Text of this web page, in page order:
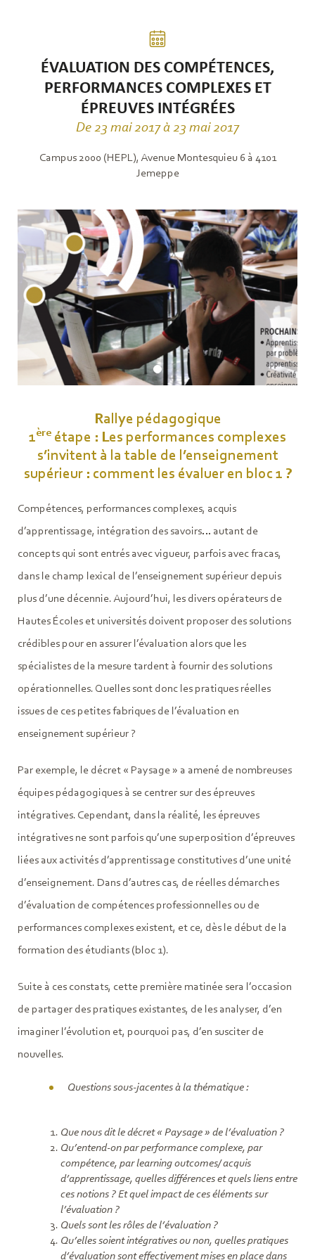
ÉVALUATION DES COMPÉTENCES,
PERFORMANCES COMPLEXES ET
ÉPREUVES INTÉGRÉES
De 23 mai 2017 à 23 mai 2017
Campus 2000 (HEPL), Avenue Montesquieu 6 à 4101
Jemeppe
Rallye pédagogique
1ère étape : Les performances complexes
s’invitent à la table de l’enseignement
supérieur : comment les évaluer en bloc 1 ?
Compétences, performances complexes, acquis
d’apprentissage, intégration des savoirs… autant de
concepts qui sont entrés avec vigueur, parfois avec fracas,
dans le champ lexical de l’enseignement supérieur depuis
plus d’une décennie. Aujourd’hui, les divers opérateurs de
Hautes Écoles et universités doivent proposer des solutions
crédibles pour en assurer l’évaluation alors que les
spécialistes de la mesure tardent à fournir des solutions
opérationnelles. Quelles sont donc les pratiques réelles
issues de ces petites fabriques de l’évaluation en
enseignement supérieur ?
Par exemple, le décret « Paysage » a amené de nombreuses
équipes pédagogiques à se centrer sur des épreuves
intégratives. Cependant, dans la réalité, les épreuves
intégratives ne sont parfois qu’une superposition d’épreuves
liées aux activités d’apprentissage constitutives d’une unité
d’enseignement. Dans d’autres cas, de réelles démarches
d’évaluation de compétences professionnelles ou de
performances complexes existent, et ce, dès le début de la
formation des étudiants (bloc 1).
Suite à ces constats, cette première matinée sera l’occasion
de partager des pratiques existantes, de les analyser, d’en
imaginer l’évolution et, pourquoi pas, d’en susciter de
nouvelles.
Questions sous-jacentes à la thématique :
Que nous dit le décret « Paysage » de l’évaluation ?
Qu’entend-on par performance complexe, par
compétence, par learning outcomes/ acquis
d’apprentissage, quelles différences et quels liens entre
ces notions ? Et quel impact de ces éléments sur
l’évaluation ?
Quels sont les rôles de l’évaluation ?
Qu’elles soient intégratives ou non, quelles pratiques
d’évaluation sont effectivement mises en place dans